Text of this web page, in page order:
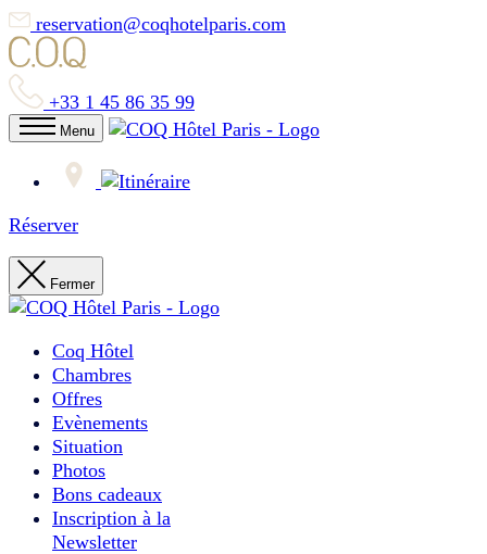
reservation@coqhotelparis.com
+33 1 45 86 35 99
Menu
Réserver
Fermer
Coq Hôtel
Chambres
Offres
Evènements
Situation
Photos
Bons cadeaux
Inscription à la
Newsletter